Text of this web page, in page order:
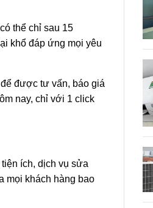
thể chỉ sau 15
khổ đáp ứng mọi yêu
để được tư vấn, báo giá
nay, chỉ với 1 click
ích, dịch vụ sửa
mọi khách hàng bao